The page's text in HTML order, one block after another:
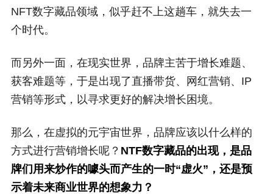
NFT数字藏品领域，似乎赶不上这趟车，就失去一
个时代。
而另外一面，在现实世界，品牌主苦于增长难题、
获客难题等，于是出现了直播带货、网红营销、IP
营销等形式，以寻求更好的解决增长困境。
那么，在虚拟的元宇宙世界，品牌应该以什么样的
方式进行营销增长呢？ NTF数字藏品的出现，是品
牌们用来炒作的噱头而产生的一时“虚火”，还是预
示着未来商业世界的想象力？